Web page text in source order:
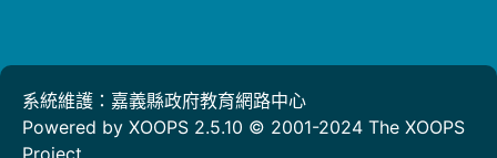
系統維護：嘉義縣政府教育網路中心
Powered by XOOPS 2.5.10 © 2001-2024 The XOOPS
Project